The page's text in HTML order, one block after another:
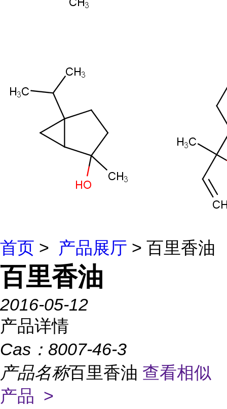
首页 > 产品展厅 > 百里香油
百里香油
2016-05-12
产品详情
Cas： 8007-46-3
产品名称百里香油 查看相似
产品 >